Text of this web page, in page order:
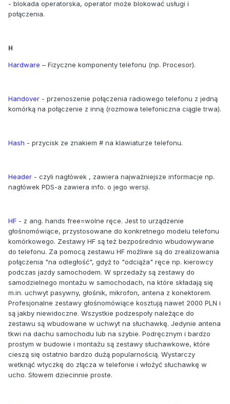
- blokada operatorska, operator może blokować usługi i
połączenia.
H
Hardware – Fizyczne komponenty telefonu (np. Procesor).
Handover - przenoszenie połączenia radiowego telefonu z jedną
komórką na połączenie z inną (rozmowa telefoniczna ciągle trwa).
Hash - przycisk ze znakiem # na klawiaturze telefonu.
Header - czyli nagłówek , zawiera najważniejsze informacje np.
nagłówek PDS-a zawiera info. o jego wersji.
HF - z ang. hands free=wolne ręce. Jest to urządzenie
głośnomówiące, przystosowane do konkretnego modelu telefonu
komórkowego. Zestawy HF są też bezpośrednio wbudowywane
do telefonu. Za pomocą zestawu HF możliwe są do zrealizowania
połączenia "na odległość", gdyż to "odciąża" ręce np. kierowcy
podczas jazdy samochodem. W sprzedaży są zestawy do
samodzielnego montażu w samochodach, na które składają się
m.in. uchwyt pasywny, głośnik, mikrofon, antena z konektorem.
Profesjonalne zestawy głośnomówiące kosztują nawet 2000 PLN i
są jakby niewidoczne. Wszystkie podzespoły należące do
zestawu są wbudowane w uchwyt na słuchawkę. Jedynie antena
tkwi na dachu samochodu lub na szybie. Podręcznym i bardzo
prostym w budowie i montażu są zestawy słuchawkowe, które
cieszą się ostatnio bardzo dużą popularnością. Wystarczy
wetknąć wtyczkę do złącza w telefonie i włożyć słuchawkę w
ucho. Słowem dziecinnie proste.